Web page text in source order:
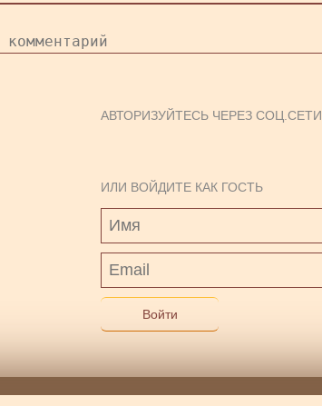
АВТОРИЗУЙТЕСЬ ЧЕРЕЗ СОЦ.СЕТИ
ИЛИ ВОЙДИТЕ КАК ГОСТЬ
Войти